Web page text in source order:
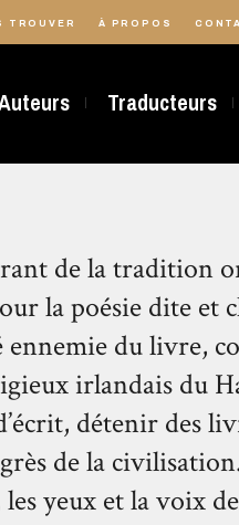
TROUVER À PROPOS
Traducteurs
de la tradition
la poésie dite et
ennemie du livre,
irlandais du
détenir des
de la
yeux et la voix